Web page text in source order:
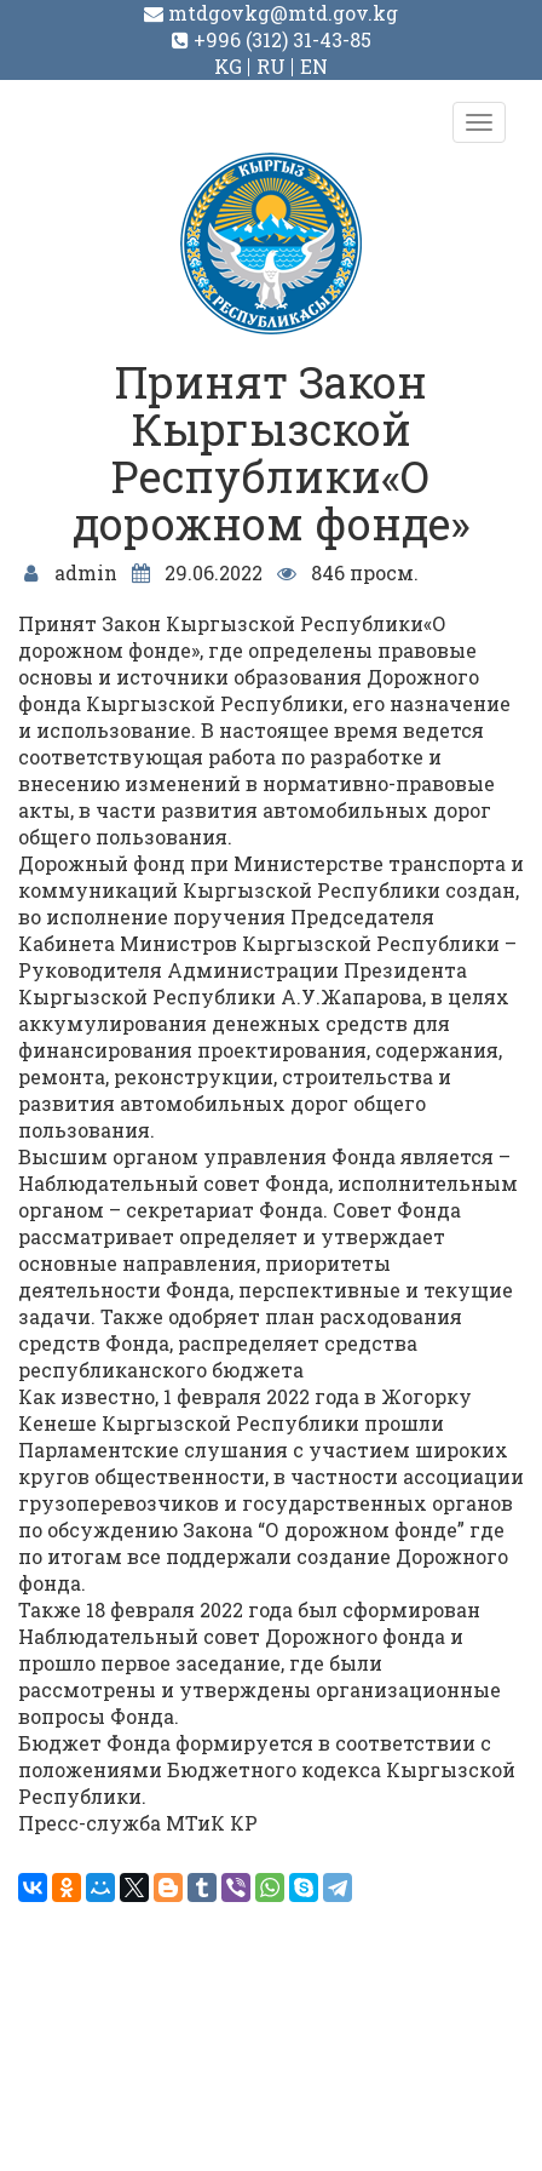
mtdgovkg@mtd.gov.kg
+996 (312) 31-43-85
KG
RU EN
Toggle
Принят Закон
Кыргызской
Республики«О
дорожном фонде»
admin 29.06.2022
846 просм.
Принят Закон Кыргызской Республики«О
дорожном фонде», где определены правовые
основы и источники образования Дорожного
фонда Кыргызской Республики, его назначение
и использование. В настоящее время ведется
соответствующая работа по разработке и
внесению изменений в нормативно-правовые
акты, в части развития автомобильных дорог
общего пользования.
Дорожный фонд при Министерстве транспорта и
коммуникаций Кыргызской Республики создан,
во исполнение поручения Председателя
Кабинета Министров Кыргызской Республики –
Руководителя Администрации Президента
Кыргызской Республики А.У.Жапарова, в целях
аккумулирования денежных средств для
финансирования проектирования, содержания,
ремонта, реконструкции, строительства и
развития автомобильных дорог общего
пользования.
Высшим органом управления Фонда является –
Наблюдательный совет Фонда, исполнительным
органом – секретариат Фонда. Совет Фонда
рассматривает определяет и утверждает
основные направления, приоритеты
деятельности Фонда, перспективные и текущие
задачи. Также одобряет план расходования
средств Фонда, распределяет средства
республиканского бюджета
Как известно, 1 февраля 2022 года в Жогорку
Кенеше Кыргызской Республики прошли
Парламентские слушания с участием широких
кругов общественности, в частности ассоциации
грузоперевозчиков и государственных органов
по обсуждению Закона “О дорожном фонде” где
по итогам все поддержали создание Дорожного
фонда.
Также 18 февраля 2022 года был сформирован
Наблюдательный совет Дорожного фонда и
прошло первое заседание, где были
рассмотрены и утверждены организационные
вопросы Фонда.
Бюджет Фонда формируется в соответствии с
положениями Бюджетного кодекса Кыргызской
Республики.
Пресс-служба МТиК КР